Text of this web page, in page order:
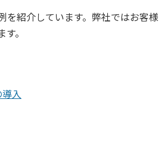
を紹介しています。弊社ではお客様
。
入